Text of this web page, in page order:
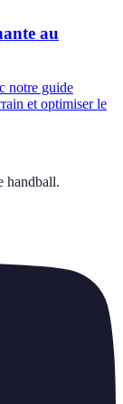
au
notre guide
et optimiser le
handball.